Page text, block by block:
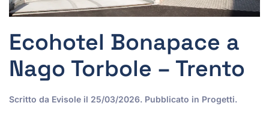
Ecohotel Bonapace a
Nago Torbole – Trento
Scritto da Evisole il 25/03/2026. Pubblicato in Progetti.